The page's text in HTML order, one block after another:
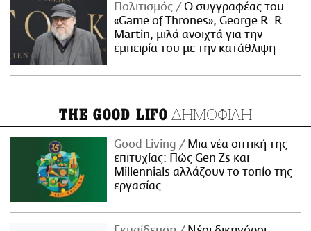
Πολιτισμός
Ο συγγραφέας του
«Game of Thrones», George R. R.
Martin, μιλά ανοιχτά για την
εμπειρία του με την κατάθλιψη
THE GOOD LIFO ΔΗΜΟΦΙΛΗ
Good Living
Μια νέα οπτική της
επιτυχίας: Πώς Gen Zs και
Millennials αλλάζουν το τοπίο της
εργασίας